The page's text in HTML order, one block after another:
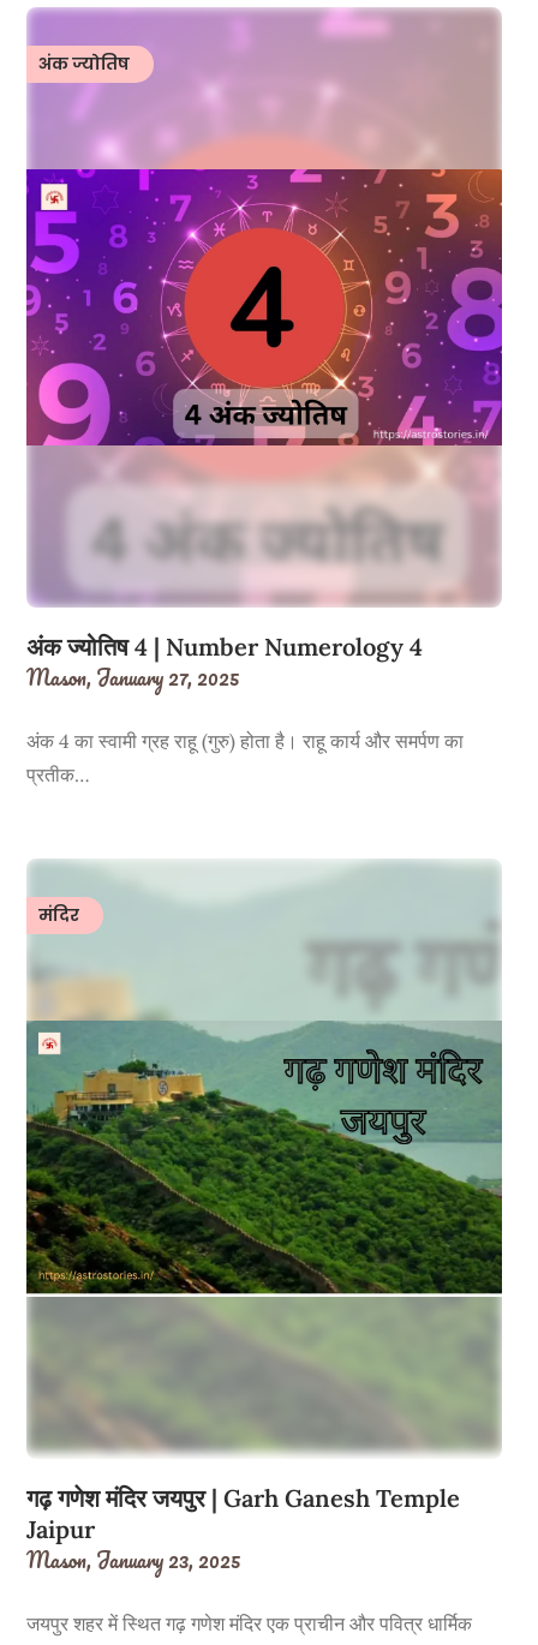
अंक ज्योतिष
अंक ज्योतिष 4 | Number Numerology 4
Mason,January 27, 2025
अंक 4 का स्वामी ग्रह राहू (गुरु) होता है। राहू कार्य और समर्पण का
प्रतीक…
मंदिर
गढ़ गणेश मंदिर जयपुर | Garh Ganesh Temple
Jaipur
Mason,January 23, 2025
जयपुर शहर में स्थित गढ़ गणेश मंदिर एक प्राचीन और पवित्र धार्मिक